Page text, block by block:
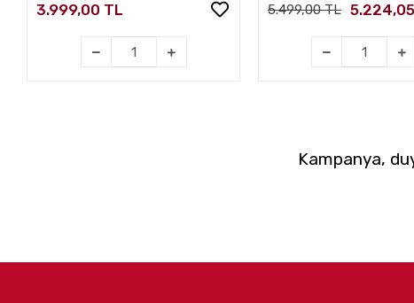
3.999,00 TL 5.499,00 TL
Kampanya,